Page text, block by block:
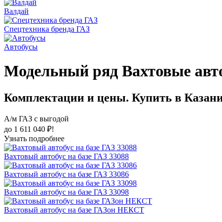
Валдай
Спецтехника бренда ГАЗ
Автобусы
Модельный ряд Вахтовые
Комплектации и цены. Купить в
А/м ГАЗ с выгодой
до 1 611 040 ₽!
Узнать подробнее
Вахтовый автобус на базе ГАЗ 33088
Вахтовый автобус на базе ГАЗ 33086
Вахтовый автобус на базе ГАЗ 33098
Вахтовый автобус на базе ГАЗон НЕКСТ